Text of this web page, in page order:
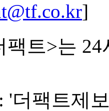
]
팩트>는
'더팩트제